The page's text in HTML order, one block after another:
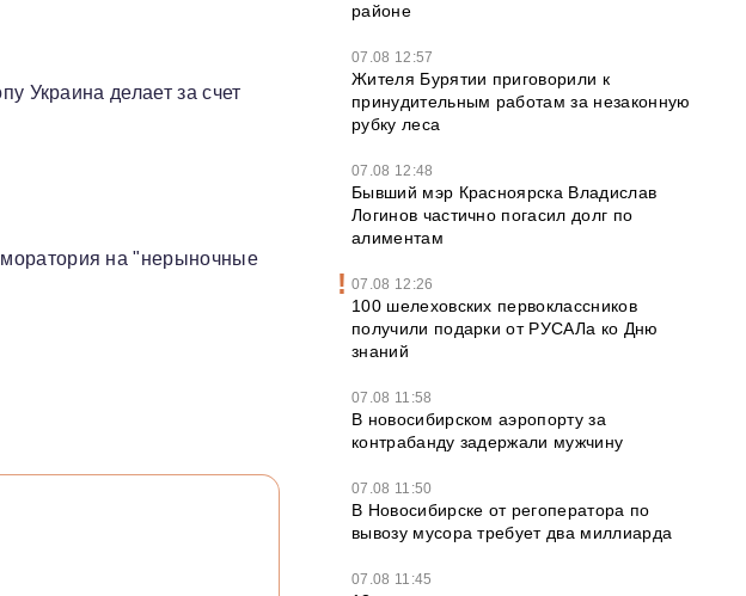
Украина делает за счет
на "нерыночные
районе
07.08 12:57
Жителя Бурятии приговорили к
принудительным работам за незаконную
рубку леса
07.08 12:48
Бывший мэр Красноярска Владислав
Логинов частично погасил долг по
алиментам
07.08 12:26
100 шелеховских первоклассников
получили подарки от РУСАЛа ко Дню
знаний
07.08 11:58
В новосибирском аэропорту за
контрабанду задержали мужчину
07.08 11:50
В Новосибирске от регоператора по
вывозу мусора требует два миллиарда
07.08 11:45